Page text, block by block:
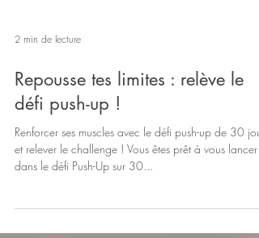
2 min de lecture
Repousse tes limites : relève le
défi push-up !
Renforcer ses muscles avec le défi push-up de 30
dans le défi Push-Up sur 30...